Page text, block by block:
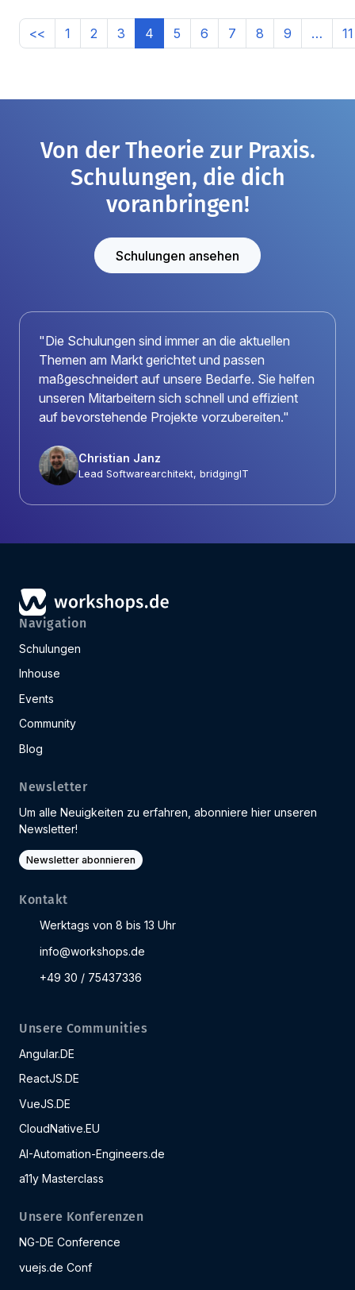
<< 1 2 3 4 5 6 7 8 9 … 11
Von der Theorie zur Praxis.
Schulungen, die dich
voranbringen!
Schulungen ansehen
"Die Schulungen sind immer an die aktuellen
Themen am Markt gerichtet und passen
maßgeschneidert auf unsere Bedarfe. Sie helfen
unseren Mitarbeitern sich schnell und effizient
auf bevorstehende Projekte vorzubereiten."
Christian Janz
Lead Softwarearchitekt, bridgingIT
Navigation
Schulungen
Inhouse
Events
Community
Blog
Newsletter
Um alle Neuigkeiten zu erfahren, abonniere hier unseren
Newsletter!
Newsletter abonnieren
Kontakt
Werktags von 8 bis 13 Uhr
info@workshops.de
+49 30 / 75437336
Unsere Communities
Angular.DE
ReactJS.DE
VueJS.DE
CloudNative.EU
AI-Automation-Engineers.de
a11y Masterclass
Unsere Konferenzen
NG-DE Conference
vuejs.de Conf